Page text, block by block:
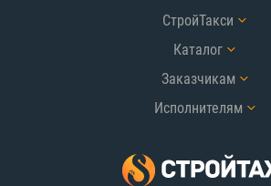
СтройТакси
Каталог
Заказчикам
Исполнителям